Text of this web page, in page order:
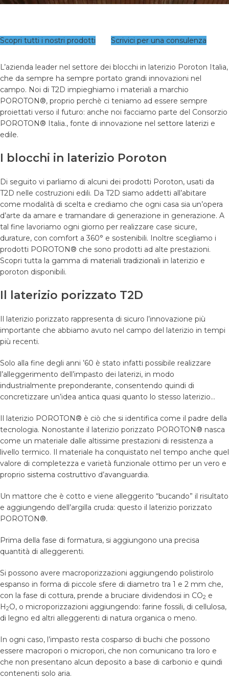
Scopri tutti i nostri prodotti Scrivici per una consulenza
L’azienda leader nel settore dei blocchi in laterizio Poroton Italia,
che da sempre ha sempre portato grandi innovazioni nel
campo. Noi di T2D impieghiamo i materiali a marchio
POROTON®, proprio perchè ci teniamo ad essere sempre
proiettati verso il futuro: anche noi facciamo parte del Consorzio
POROTON® Italia., fonte di innovazione nel settore laterizi e
edile.
I blocchi in laterizio Poroton
Di seguito vi parliamo di alcuni dei prodotti Poroton, usati da
T2D nelle costruzioni edili. Da T2D siamo addetti all’abitare
come modalità di scelta e crediamo che ogni casa sia un’opera
d’arte da amare e tramandare di generazione in generazione. A
tal fine lavoriamo ogni giorno per realizzare case sicure,
durature, con comfort a 360° e sostenibili. Inoltre scegliamo i
prodotti POROTON® che sono prodotti ad alte prestazioni.
Scopri tutta la gamma di materiali tradizionali in laterizio e
poroton disponibili.
Il laterizio porizzato T2D
Il laterizio porizzato rappresenta di sicuro l’innovazione più
importante che abbiamo avuto nel campo del laterizio in tempi
più recenti.
Solo alla fine degli anni ’60 è stato infatti possibile realizzare
l’alleggerimento dell’impasto dei laterizi, in modo
industrialmente preponderante, consentendo quindi di
concretizzare un’idea antica quasi quanto lo stesso laterizio…
Il laterizio POROTON® è ciò che si identifica come il padre della
tecnologia. Nonostante il laterizio porizzato POROTON® nasca
come un materiale dalle altissime prestazioni di resistenza a
livello termico. Il materiale ha conquistato nel tempo anche quel
valore di completezza e varietà funzionale ottimo per un vero e
proprio sistema costruttivo d’avanguardia.
Un mattore che è cotto e viene alleggerito “bucando” il risultato
e aggiungendo dell’argilla cruda: questo il laterizio porizzato
POROTON®.
Prima della fase di formatura, si aggiungono una precisa
quantità di alleggerenti.
Si possono avere macroporizzazioni aggiungendo polistirolo
espanso in forma di piccole sfere di diametro tra 1 e 2 mm che,
con la fase di cottura, prende a bruciare dividendosi in CO2 e
H2O, o microporizzazioni aggiungendo: farine fossili, di cellulosa,
di legno ed altri alleggerenti di natura organica o meno.
In ogni caso, l’impasto resta cosparso di buchi che possono
essere macropori o micropori, che non comunicano tra loro e
che non presentano alcun deposito a base di carbonio e quindi
contenenti solo aria.